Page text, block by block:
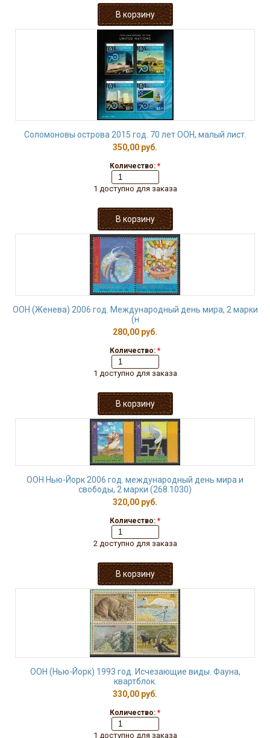
Соломоновы острова 2015 год. 70 лет ООН, малый лист.
350,00 руб.
Количество: *
1 доступно для заказа
ООН (Женева) 2006 год. Международный день мира, 2 марки
(н
280,00 руб.
Количество: *
1 доступно для заказа
ООН Нью-Йорк 2006 год. международный день мира и
свободы, 2 марки (268.1030)
320,00 руб.
Количество: *
2 доступно для заказа
ООН (Нью-Йорк) 1993 год. Исчезающие виды. Фауна,
квартблок.
330,00 руб.
Количество: *
1 доступно для заказа